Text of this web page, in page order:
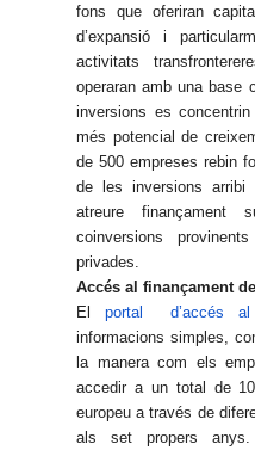
fons que oferiran
d’expansió i
activitats
operaran amb una base
inversions es
més potencial de
de 500 empreses rebin
de les inversions arribi
atreure finançament
coinversions
privades.
Accés al finançament
El portal d’accés al
informacions simples,
la manera com els
accedir a un total de
europeu a través de
als set propers anys.